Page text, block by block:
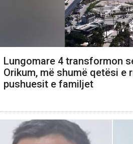
Lungomare 4 transformon
Orikum, më shumë qetësi e
pushuesit e familjet